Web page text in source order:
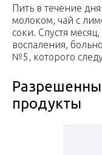
Пить в течение
молоком, чай с
соки. Спустя
воспаления,
№5, которого
продукты